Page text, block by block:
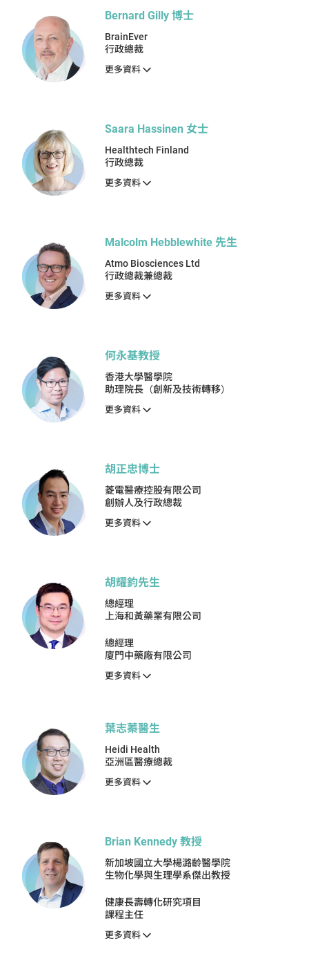
Bernard Gilly 博士
BrainEver
行政總裁
更多資料
Saara Hassinen 女士
Healthtech Finland
行政總裁
更多資料
Malcolm Hebblewhite 先生
Atmo Biosciences Ltd
行政總裁兼總裁
更多資料
何永基教授
香港大學醫學院
助理院長（創新及技術轉移）
更多資料
胡正忠博士
菱電醫療控股有限公司
創辦人及行政總裁
更多資料
胡耀鈞先生
總經理
上海和黃藥業有限公司
總經理
廈門中藥廠有限公司
更多資料
葉志蓁醫生
Heidi Health
亞洲區醫療總裁
更多資料
Brian Kennedy 教授
新加坡國立大學楊潞齡醫學院
生物化學與生理學系傑出教授
健康長壽轉化研究項目
課程主任
更多資料